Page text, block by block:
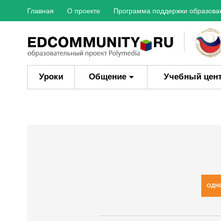
Главная О проекте Программа поддержки
Уроки Общение Учебный